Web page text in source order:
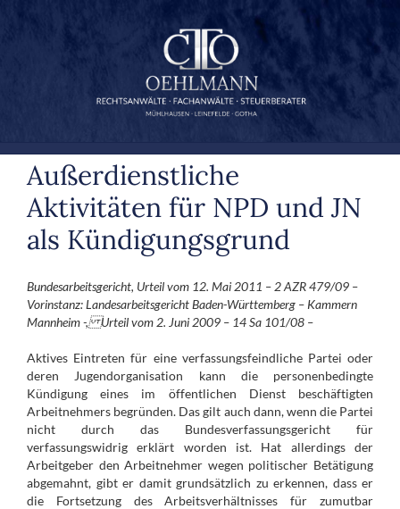
Außerdienstliche
Aktivitäten für NPD und JN
als Kündigungsgrund
Bundesarbeitsgericht, Urteil vom 12. Mai 2011 – 2 AZR 479/09 –
Vorinstanz: Landesarbeitsgericht Baden-Württemberg – Kammern
Mannheim -, Urteil vom 2. Juni 2009 – 14 Sa 101/08 –
Aktives Eintreten für eine verfassungsfeindliche Partei oder
deren Jugendorganisation kann die personenbedingte
Kündigung eines im öffentlichen Dienst beschäftigten
Arbeitnehmers begründen. Das gilt auch dann, wenn die Partei
nicht durch das Bundesverfassungsgericht für
verfassungswidrig erklärt worden ist. Hat allerdings der
Arbeitgeber den Arbeitnehmer wegen politischer Betätigung
abgemahnt, gibt er damit grundsätzlich zu erkennen, dass er
die Fortsetzung des Arbeitsverhältnisses für zumutbar